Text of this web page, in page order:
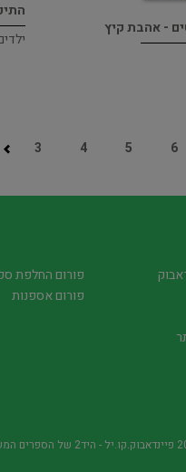
- אהבת קיץ
3 4 5 6
פורום החלפת
פורום אספנות
פיינדאבוק.קו.יל - היד2 של הספרים המשומשים